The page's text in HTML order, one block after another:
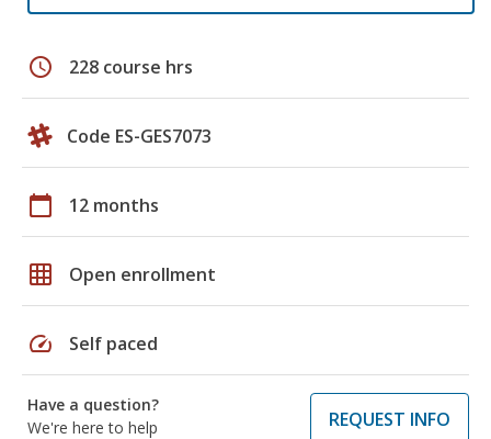
schedule 228 course hrs
Code ES-GES7073
calendar_today 12 months
grid_on Open enrollment
speed Self paced
Have a question?
We're here to help
REQUEST INFO